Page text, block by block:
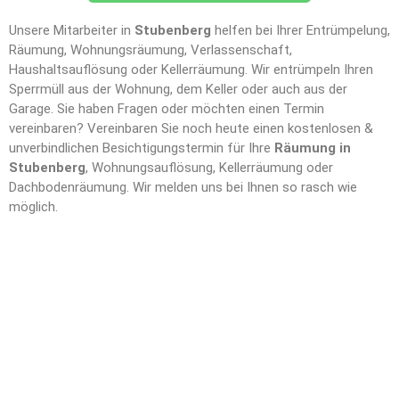
Unsere Mitarbeiter in Stubenberg helfen bei Ihrer Entrümpelung,
Räumung, Wohnungsräumung, Verlassenschaft,
Haushaltsauflösung oder Kellerräumung. Wir entrümpeln Ihren
Sperrmüll aus der Wohnung, dem Keller oder auch aus der
Garage. Sie haben Fragen oder möchten einen Termin
vereinbaren? Vereinbaren Sie noch heute einen kostenlosen &
unverbindlichen Besichtigungstermin für Ihre Räumung in
Stubenberg, Wohnungsauflösung, Kellerräumung oder
Dachbodenräumung. Wir melden uns bei Ihnen so rasch wie
möglich.